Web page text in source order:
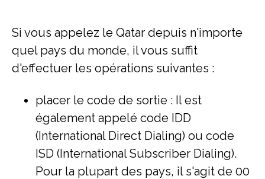
Si vous appelez le Qatar depuis n'importe
quel pays du monde, il vous suffit
d'effectuer les opérations suivantes :
placer le code de sortie : Il est
également appelé code IDD
(International Direct Dialing) ou code
ISD (International Subscriber Dialing).
Pour la plupart des pays, il s'agit de 00